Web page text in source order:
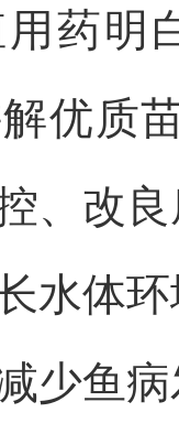
用药明
优质
、改
水体
少鱼